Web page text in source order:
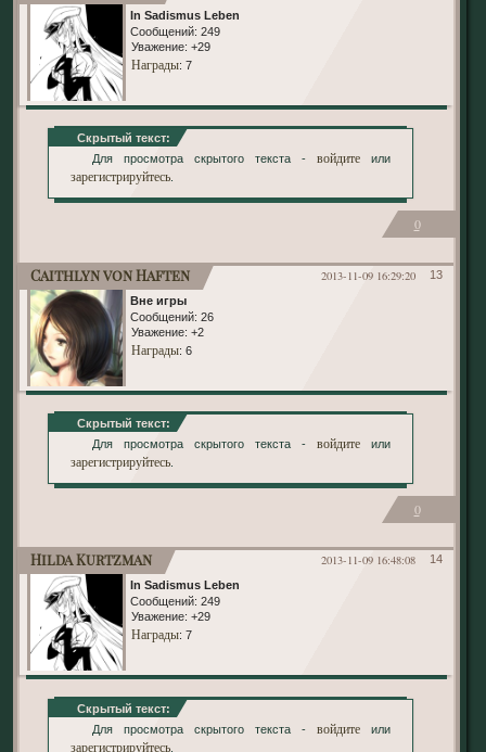
In Sadismus Leben
Сообщений: 249
Уважение: +29
Награды: 7
Скрытый текст:
Для просмотра скрытого текста -войдите или
зарегистрируйтесь.
0
13
2013-11-09 16:29:20
Caithlyn von Haften
Вне игры
Сообщений: 26
Уважение: +2
Награды: 6
Скрытый текст:
Для просмотра скрытого текста -войдите или
зарегистрируйтесь.
0
14
2013-11-09 16:48:08
Hilda Kurtzman
In Sadismus Leben
Сообщений: 249
Уважение: +29
Награды: 7
Скрытый текст:
Для просмотра скрытого текста -войдите или
зарегистрируйтесь.